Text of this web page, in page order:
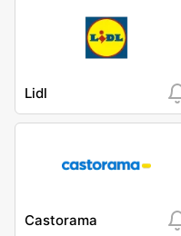
Lidl
Castorama